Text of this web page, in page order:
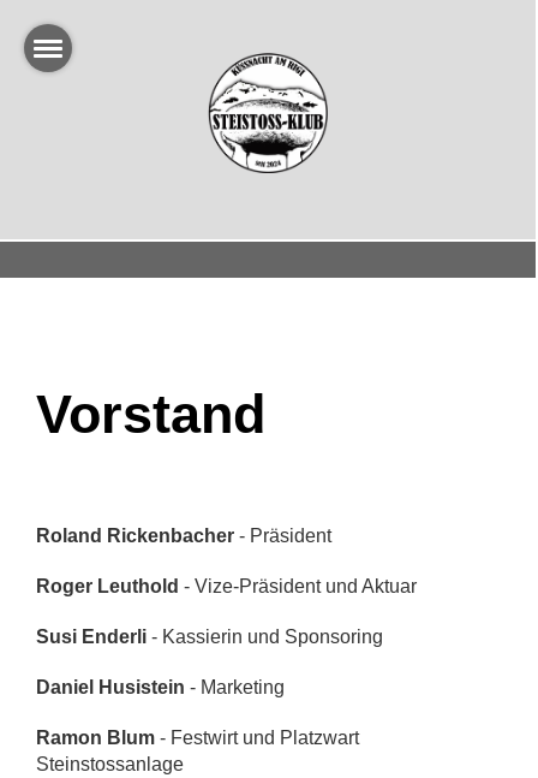
Vorstand
Roland Rickenbacher - Präsident
Roger Leuthold - Vize-Präsident und Aktuar
Susi Enderli - Kassierin und Sponsoring
Daniel Husistein - Marketing
Ramon Blum - Festwirt und Platzwart
Steinstossanlage